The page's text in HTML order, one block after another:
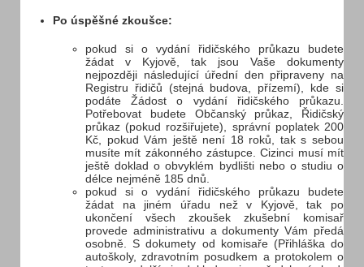
Po úspěšné zkoušce:
pokud si o vydání řidičského průkazu budete
žádat v Kyjově, tak jsou Vaše dokumenty
nejpozději následující úřední den připraveny na
Registru řidičů (stejná budova, přízemí), kde si
podáte Žádost o vydání řidičského průkazu.
Potřebovat budete Občanský průkaz, Řidičský
průkaz (pokud rozšiřujete), správní poplatek 200
Kč, pokud Vám ještě není 18 roků, tak s sebou
musíte mít zákonného zástupce. Cizinci musí mít
ještě doklad o obvyklém bydlišti nebo o studiu o
délce nejméně 185 dnů.
pokud si o vydání řidičského průkazu budete
žádat na jiném úřadu než v Kyjově, tak po
ukončení všech zkoušek zkušební komisař
provede administrativu a dokumenty Vám předá
osobně. S dokumety od komisaře (Přihláška do
autoškoly, zdravotním posudkem a protokolem o